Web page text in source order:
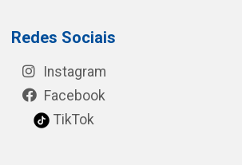
Redes Sociais
Instagram
Facebook
TikTok